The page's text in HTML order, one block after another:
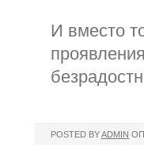
И вместо
POSTED BYADMIN